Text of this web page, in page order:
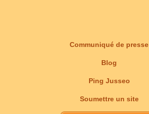
Communiqué de presse
Blog
Ping Jusseo
Soumettre un site